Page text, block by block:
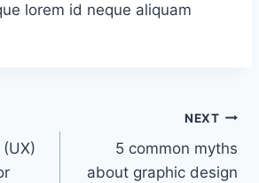
lorem id neque aliquam
NEXT
5 common myths
about graphic design